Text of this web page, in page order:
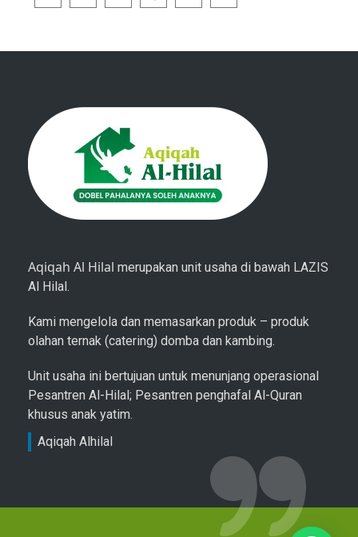
Aqiqah Al Hilal merupakan unit usaha di bawah LAZIS
Al Hilal.
Kami mengelola dan memasarkan produk – produk
olahan ternak (catering) domba dan kambing.
Unit usaha ini bertujuan untuk menunjang operasional
Pesantren Al-Hilal; Pesantren penghafal Al-Quran
khusus anak yatim.
Aqiqah Alhilal